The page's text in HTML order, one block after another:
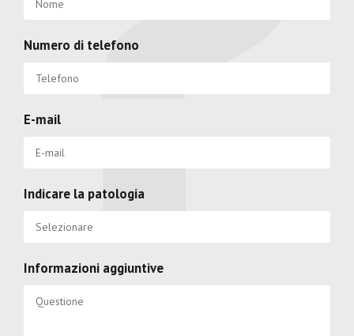
Numero di telefono
E-mail
Indicare la patologia
Informazioni aggiuntive